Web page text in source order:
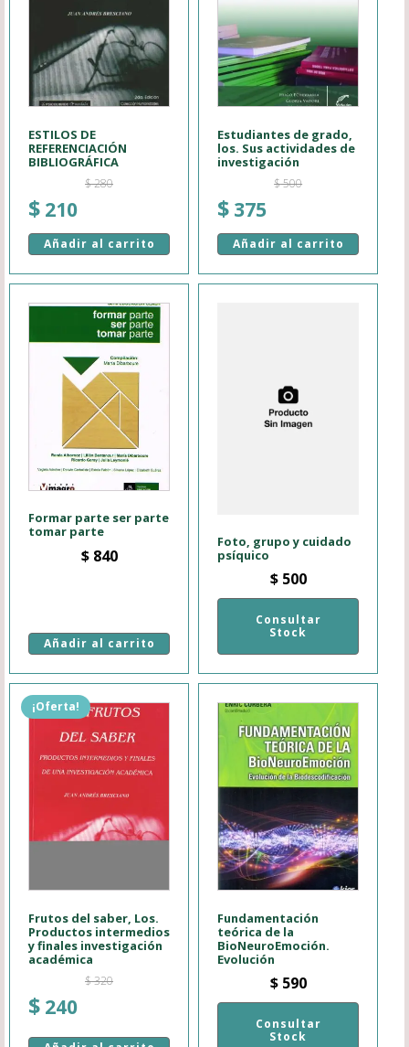
ESTILOS DE
REFERENCIACIÓN
BIBLIOGRÁFICA
$280
El
original
era:
$ 210
actual
es:
Añadir al carrito
Estudiantes de grado,
los. Sus actividades de
investigación
$500
El
original
era:
$ 375
actual
es:
Añadir al carrito
Formar parte ser parte
tomar parte
$840
Añadir al carrito
Foto, grupo y cuidado
psíquico
$500
Consultar
Stock
¡Oferta!
Frutos del saber, Los.
Productos intermedios
y finales investigación
académica
$320
El
$ 240
Fundamentación
teórica de la
BioNeuroEmoción.
Evolución
$590
Consultar
Stock